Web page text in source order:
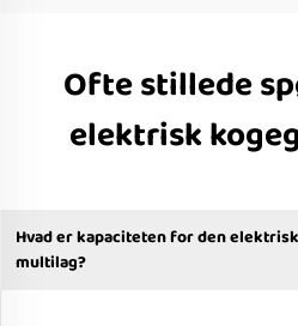
Ofte stillede
elektrisk
Hvad er kapaciteten for den
multilag?